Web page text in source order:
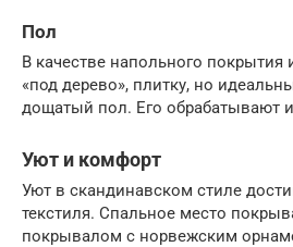
Пол
В качестве напольного покрытия
«под дерево», плитку, но
дощатый пол. Его обрабатывают и
Уют и комфорт
Уют в скандинавском стиле
текстиля. Спальное место
покрывалом с норвежским